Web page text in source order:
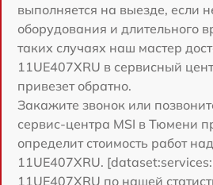
выполняется на выезде, если
оборудования и длительного
таких случаях наш мастер
11UE407XRU в сервисный
привезет обратно.
Закажите звонок или
сервис-центра MSI в Тюмени
определит стоимость работ
11UE407XRU.
11UE407XRU по нашей